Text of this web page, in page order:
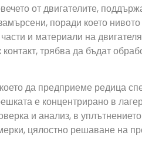
от двигателите,
поради което
и материали на
трябва да бъдат
да предприеме редица
е концентрирано в
и анализ, в
цялостно решаване на